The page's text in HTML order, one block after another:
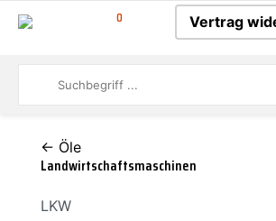
0 Vertrag
← Öle
Landwirtschaftsmaschinen
LKW